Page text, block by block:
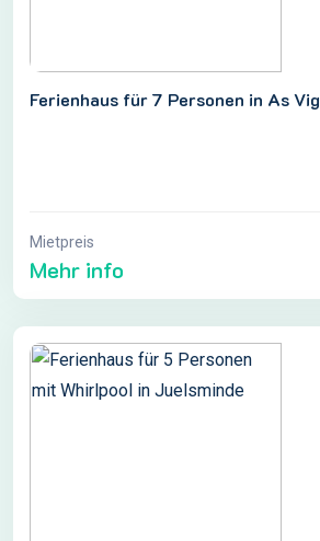
Ferienhaus für 7 Personen in As Vig
Mietpreis
Mehr info